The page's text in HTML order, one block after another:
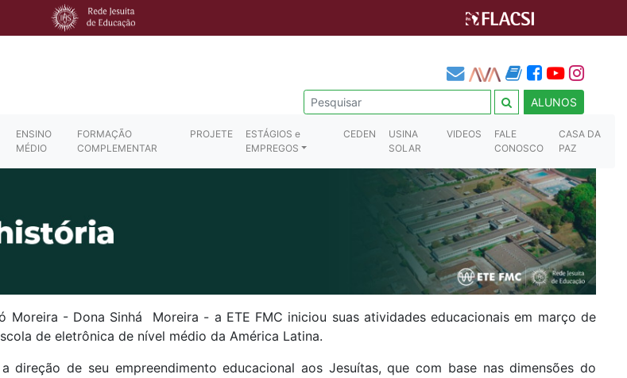
ALUNOS
ENSINO
MÉDIO
FORMAÇÃO
COMPLEMENTAR
PROJETE
ESTÁGIOS e
EMPREGOS
CEDEN
USINA
SOLAR
VIDEOS
FALE
CONOSCO
CASA DA
PAZ
Moreira - Dona Sinhá Moreira - a ETE FMC iniciou suas atividades educacionais em março de
de eletrônica de nível médio da América Latina.
direção de seu empreendimento educacional aos Jesuítas, que com base nas dimensões do